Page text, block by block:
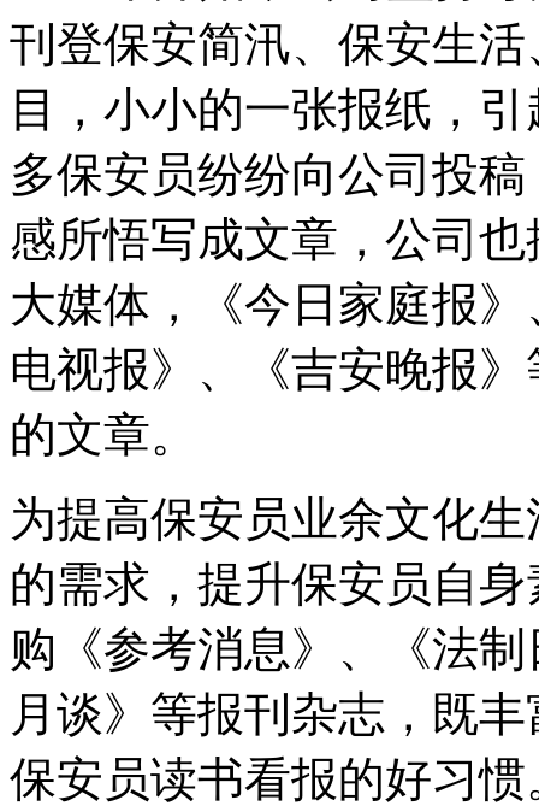
刊登保安简汛、保安生
目，小小的一张报纸，
多保安员纷纷向公司投
感所悟写成文章，公司
大媒体，《今日家庭报
电视报》、《吉安晚报
的文章。
为提高保安员业余文化
的需求，提升保安员自
购《参考消息》、《法
月谈》等报刊杂志，既
保安员读书看报的好习惯